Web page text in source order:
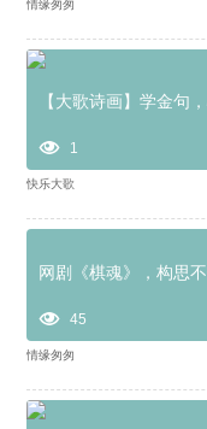
情缘匆匆
【大歌诗画】学金句
1
快乐大歌
网剧《棋魂》，构思
45
情缘匆匆